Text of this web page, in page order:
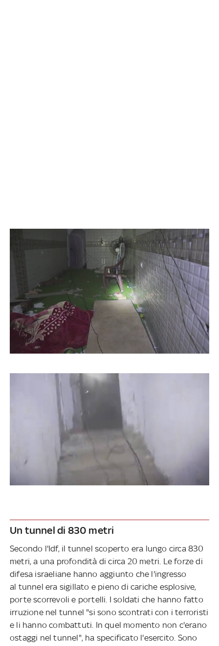
Un tunnel di 830 metri
Secondo l'Idf, il tunnel scoperto era lungo circa 830
metri, a una profondità di circa 20 metri. Le forze di
difesa israeliane hanno aggiunto che l'ingresso
al tunnel era sigillato e pieno di cariche esplosive,
porte scorrevoli e portelli. I soldati che hanno fatto
irruzione nel tunnel "si sono scontrati con i terroristi
e li hanno combattuti. In quel momento non c'erano
ostaggi nel tunnel", ha specificato l'esercito. Sono